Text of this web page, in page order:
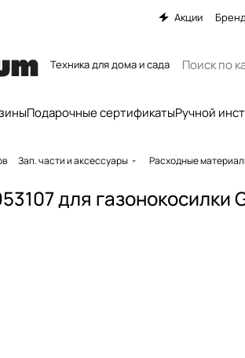
Акции
Техника для дома и сада
Подарочные сертификатыРучной
Зап. части и аксессуары Расходные
для газонокосилки